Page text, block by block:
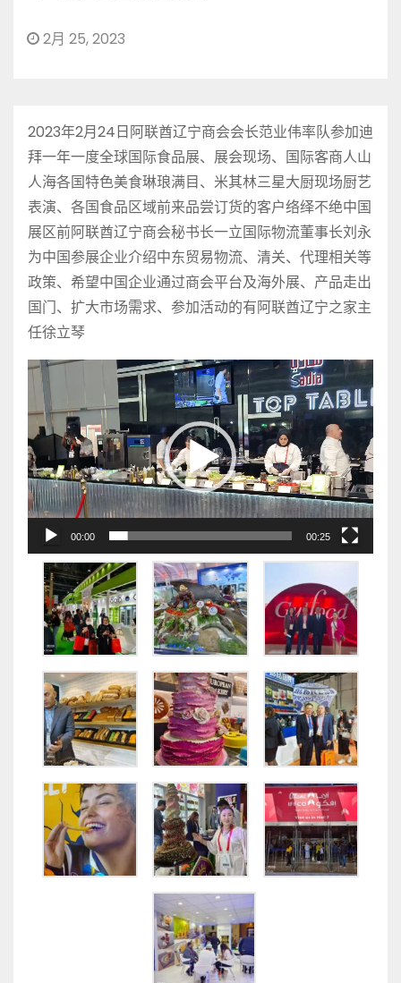
2月 25, 2023
2023年2月24日阿联酋辽宁商会会长范业伟率队参加迪
拜一年一度全球国际食品展、展会现场、国际客商人山
人海各国特色美食琳琅满目、米其林三星大厨现场厨艺
表演、各国食品区域前来品尝订货的客户络绎不绝中国
展区前阿联酋辽宁商会秘书长一立国际物流董事长刘永
为中国参展企业介绍中东贸易物流、清关、代理相关等
政策、希望中国企业通过商会平台及海外展、产品走出
国门、扩大市场需求、参加活动的有阿联酋辽宁之家主
任徐立琴
视
播
放
器
00:00 00:25